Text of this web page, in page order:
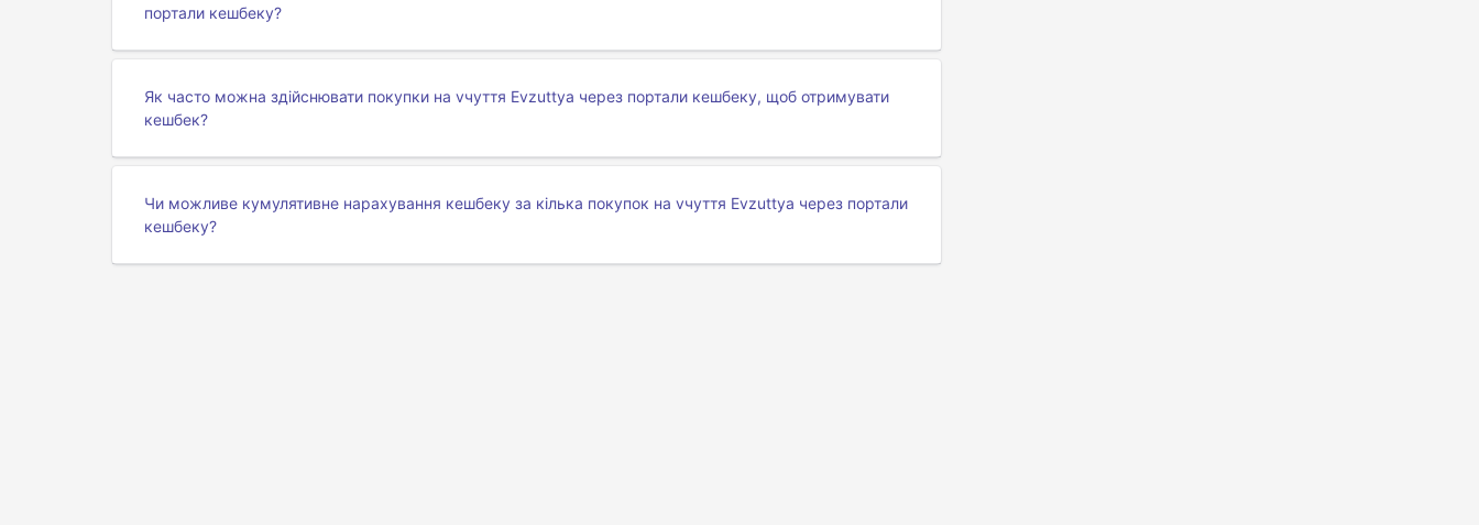
портали кешбеку?
Як часто можна здійснювати покупки на vчуття Evzuttya через портали кешбеку, щоб отримувати
кешбек?
Чи можливе кумулятивне нарахування кешбеку за кілька покупок на vчуття Evzuttya через портали
кешбеку?